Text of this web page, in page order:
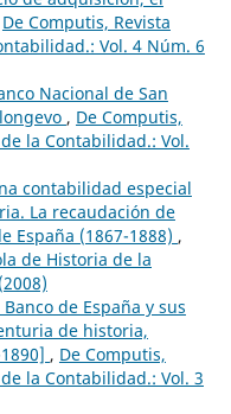
De Computis, Revista
Vol. 4 Núm. 6
Nacional de San
, De Computis,
la Contabilidad.: Vol.
contabilidad especial
La recaudación de
España (1867-1888) ,
de Historia de la
Banco de España y sus
de historia,
, De Computis,
la Contabilidad.: Vol. 3